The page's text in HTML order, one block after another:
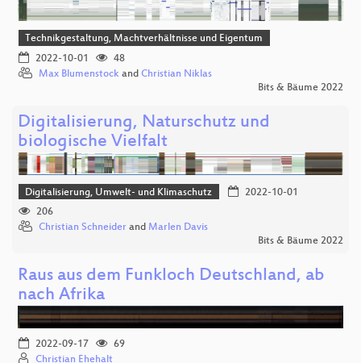
Technikgestaltung, Machtverhältnisse und Eigentum
2022-10-01
48
Max Blumenstock and Christian Niklas
Bits & Bäume 2022
Digitalisierung, Naturschutz und
biologische Vielfalt
Digitalisierung, Umwelt- und Klimaschutz
2022-10-01
206
Christian Schneider and Marlen Davis
Bits & Bäume 2022
Raus aus dem Funkloch Deutschland, ab
nach Afrika
2022-09-17
69
Christian Ehehalt